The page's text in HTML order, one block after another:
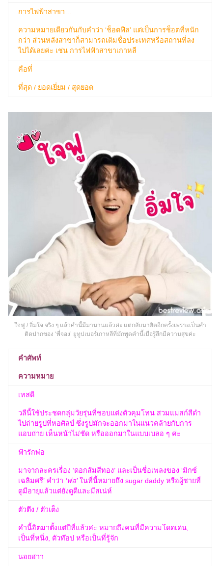
การไฟฟ้าสาขา…
ความหมายเดียวกันกับคำว่า ‘ช็อตฟีล’ แต่เป็นการช็อตที่หนัก
กว่า ส่วนหลังสาขาก็สามารถเติมชื่อประเทศหรือสถานที่ลง
ไปได้เลยค่ะ เช่น การไฟฟ้าสาขาเกาหลี
คือที่
ที่สุด / ยอดเยี่ยม / สุดยอด
ใจฟู / อิ่มใจ จริง ๆ แล้วคำนี้มีมานานแล้วค่ะ แต่กลับมาฮิตอีกครั้งเพราะเป็นคำ
ติดปากของ ‘พี่จอง’ ยูทูปเบอร์เกาหลีที่มักพูดคำนี้เมื่อรู้สึกมีความสุขค่ะ
คำศัพท์
ความหมาย
เทสดี
วลีนี้ใช้ประชดกลุ่มวัยรุ่นที่ชอบแต่งตัวคุมโทน สวมแมสก์สีดำ
ไปถ่ายรูปที่หอศิลป์ ซึ่งรูปมักจะออกมาในแนวคล้ายกับการ
แอบถ่าย เห็นหน้าไม่ชัด หรือออกมาในแบบเบลอ ๆ ค่ะ
ฟ้ารักพ่อ
มาจากละครเรื่อง ‘ดอกส้มสีทอง’ และเป็นชื่อเพลงของ ‘มิกซ์
เฉลิมศรี’ คำว่า ‘พ่อ’ในที่นี้หมายถึง sugar daddy หรือผู้ชายที่
ดูมีอายุแล้วแต่ยังดูดีและมีสเน่ห์
ตัวตึง / ตัวเต็ง
คำนี้ฮิตมาตั้งแต่ปีที่แล้วค่ะ หมายถึงคนที่มีความโดดเด่น,
เป็นที่หนึ่ง, ตัวท๊อป หรือเป็นที่รู้จัก
นอยอ่าา